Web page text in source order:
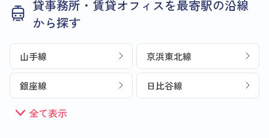
貸事務所・賃貸オフィスを最寄駅の沿線
から探す
山手線 京浜東北線
銀座線 日比谷線
全て表示